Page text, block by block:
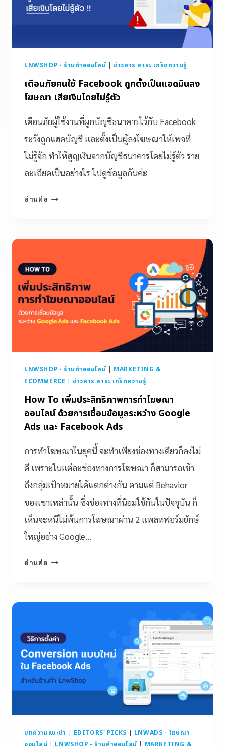
LNWSHOP - ร้านค้าออนไลน์ |ข่าวสาร สาระ เกร็ดความรู้
เตือนภัยคนใช้ Facebook ถูกตั้งเป็นแอดมินลง
โฆษณา เสียเงินโดยไม่รู้ตัว
เตือนภัยผู้ใช้งานที่ผูกบัญชีธนาคารไว้กับ Facebook
ระวังถูกแฮคบัญชี และตั้งเป็นผู้ลงโฆษณาให้เพจที่
ไม่รู้จัก ทำให้สูญเงินจากบัญชีธนาคารโดยไม่รู้ตัว ราย
ละเอียดเป็นอย่างไร ไปดูข้อมูลกันค่ะ
อ่านต่อ
LNWSHOP - ร้านค้าออนไลน์
MARKETING &
ECOMMERCE |ข่าวสาร สาระ เกร็ดความรู้
How To เพิ่มประสิทธิภาพการทำโฆษณา
ออนไลน์ ด้วยการเชื่อมข้อมูลระหว่าง Google
Ads และ Facebook Ads
การทำโฆษณาในยุคนี้ จะทำเพียงช่องทางเดียวก็คงไม่
ดี เพราะในแต่ละช่องทางการโฆษณา ก็สามารถเข้า
ถึงกลุ่มเป้าหมายได้แตกต่างกัน ตามแต่ Behavior
ของเขาเหล่านั้น ซึ่งช่องทางที่นิยมใช้กันในปัจจุบัน ก็
เห็นจะหนีไม่พ้นการโฆษณาผ่าน 2 แพลทฟอร์มยักษ์
ใหญ่อย่าง Google…
อ่านต่อ
บทความแนะนำ | EDITORS' PICKS | LNWADS - โฆษณา